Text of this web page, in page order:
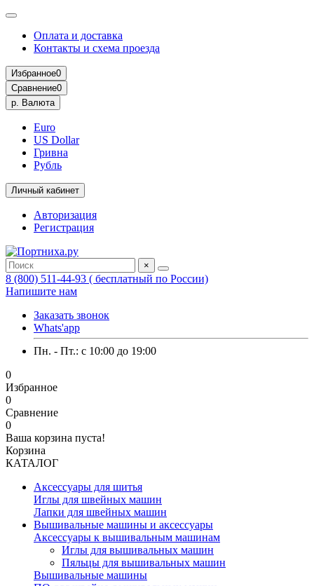
Оплата и доставка
Контакты и схема проезда
Избранное0
Сравнение0
р. Валюта
Euro
US Dollar
Гривна
Рубль
Личный кабинет
Авторизация
Регистрация
×
8 (800) 511-44-93 ( бесплатный по России)
Напишите нам
Заказать звонок
Whats'app
Пн. - Пт.: c 10:00 до 19:00
0
Избранное
0
Сравнение
0
Ваша корзина пуста!
Корзина
КАТАЛОГ
Аксессуары для шитья
Иглы для швейных машин
Лапки для швейных машин
Вышивальные машины и аксессуары
Аксессуары к вышивальным машинам
Иглы для вышивальных машин
Пяльцы для вышивальных машин
Вышивальные машины